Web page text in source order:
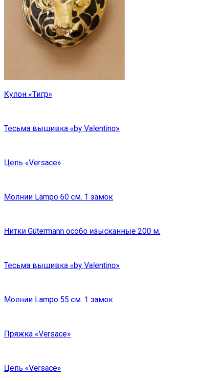
Кулон «Тигр»
Тесьма вышивка «by Valentino»
Цепь «Versace»
Молнии Lampo 60 см. 1 замок
Нитки Gütermann особо изысканные 200 м.
Тесьма вышивка «by Valentino»
Молнии Lampo 55 см. 1 замок
Пряжка «Versace»
Цепь «Versace»